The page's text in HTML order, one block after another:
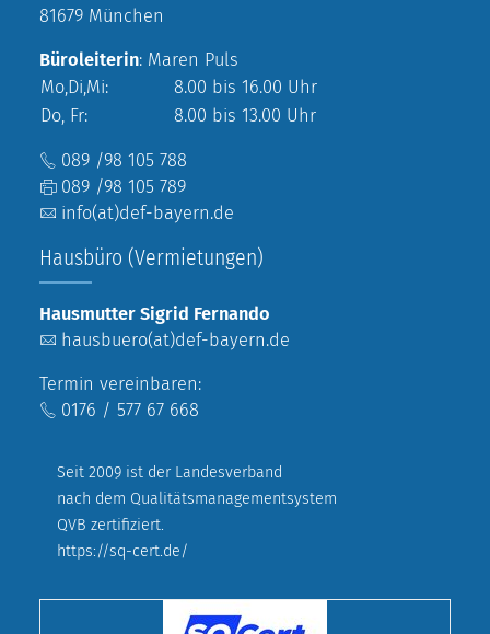
81679 München
Büroleiterin: Maren Puls
Mo,Di,Mi:
8.00 bis 16.00 Uhr
Do, Fr:
8.00 bis 13.00 Uhr
089 /98 105 788
089 /98 105 789
info(at)def-bayern.de
Hausbüro (Vermietungen)
Hausmutter Sigrid Fernando
hausbuero(at)def-bayern.de
Termin vereinbaren:
0176 / 577 67 668
Seit 2009 ist der Landesverband
nach dem Qualitätsmanagementsystem
QVB zertifiziert.
https://sq-cert.de/